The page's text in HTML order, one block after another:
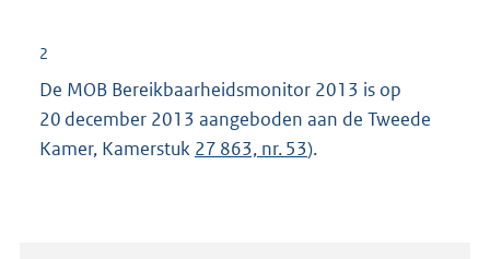
e
2
De MOB Bereikbaarheidsmonitor 2013 is op
20 december 2013 aangeboden aan de Tweede
Kamer, Kamerstuk 27 863, nr. 53).